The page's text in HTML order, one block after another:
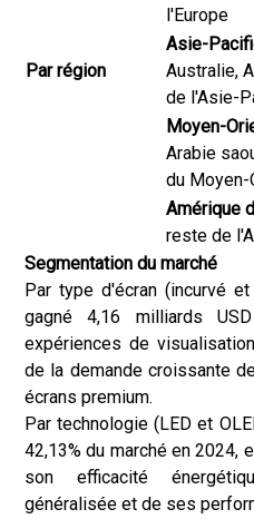
Par région
l'Europe
Asie-
Australie,
de l'Asie-
Moyen-
Arabie
du
Amérique
reste de
Segmentation du marché
Par type d'écran (incurvé
gagné 4,16 milliards
expériences de
de la demande croissante
écrans premium.
Par technologie (LED et
42,13% du marché en 2024,
son efficacité
généralisée et de ses